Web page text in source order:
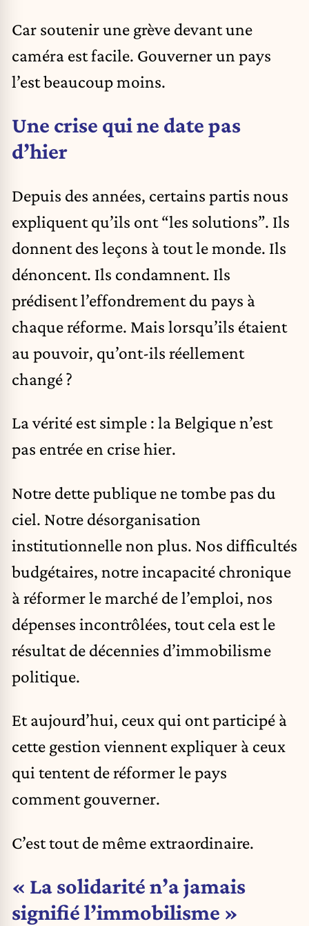
Car soutenir une grève devant une
caméra est facile. Gouverner un pays
l’est beaucoup moins.
Une crise qui ne date pas
d’hier
Depuis des années, certains partis nous
expliquent qu’ils ont “les solutions”. Ils
donnent des leçons à tout le monde. Ils
dénoncent. Ils condamnent. Ils
prédisent l’effondrement du pays à
chaque réforme. Mais lorsqu’ils étaient
au pouvoir, qu’ont-ils réellement
changé ?
La vérité est simple : la Belgique n’est
pas entrée en crise hier.
Notre dette publique ne tombe pas du
ciel. Notre désorganisation
institutionnelle non plus. Nos difficultés
budgétaires, notre incapacité chronique
à réformer le marché de l’emploi, nos
dépenses incontrôlées, tout cela est le
résultat de décennies d’immobilisme
politique.
Et aujourd’hui, ceux qui ont participé à
cette gestion viennent expliquer à ceux
qui tentent de réformer le pays
comment gouverner.
C’est tout de même extraordinaire.
« La solidarité n’a jamais
signifié l’immobilisme »